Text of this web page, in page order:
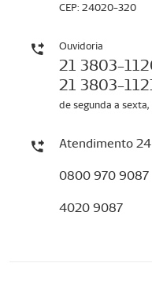
CEP: 24020-320
Ouvidoria
21 3803-
21 3803-
de segunda a
Atendimento
0800 970 9087
4020 9087